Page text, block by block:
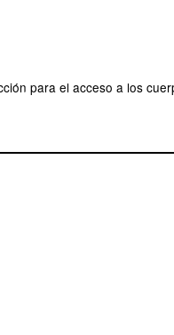
para el acceso a los